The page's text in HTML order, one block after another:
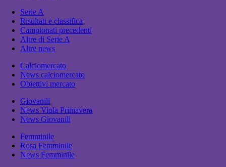
Serie A
Risultati e classifica
Campionati precedenti
Altre di Serie A
Altre news
Calciomercato
News calciomercato
Obiettivi mercato
Giovanili
News Viola Primavera
News Giovanili
Femminile
Rosa Femminile
News Femminile